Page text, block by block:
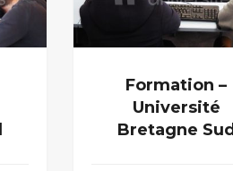
Formation –
Université
Bretagne Sud